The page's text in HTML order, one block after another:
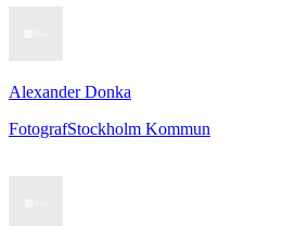
Alexander Donka
FotografStockholm Kommun